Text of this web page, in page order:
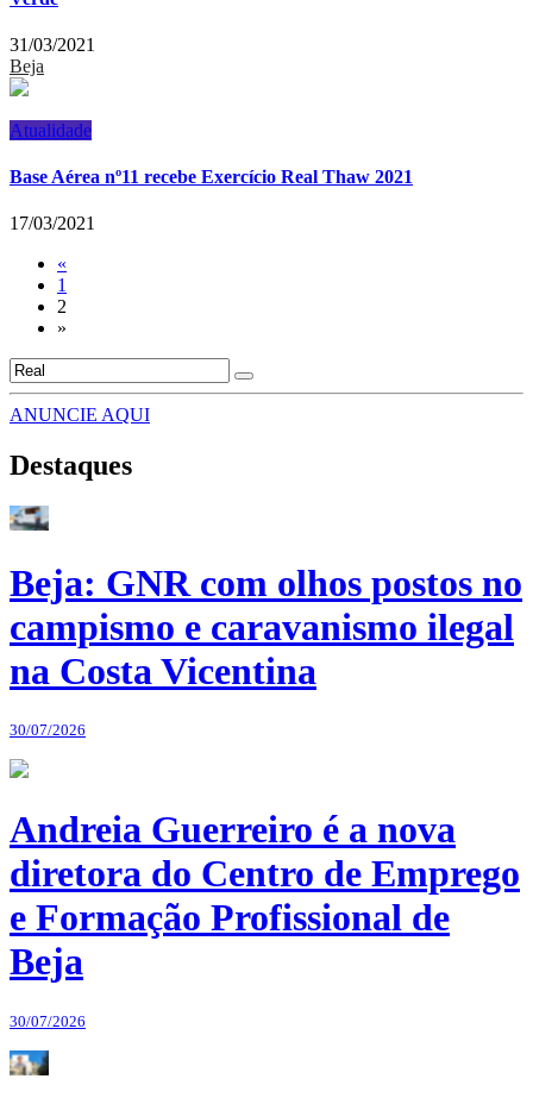
31/03/2021
Beja
Atualidade
Base Aérea nº11 recebe Exercício Real Thaw 2021
17/03/2021
«
1
2
»
ANUNCIE AQUI
Destaques
Beja: GNR com olhos postos no
campismo e caravanismo ilegal
na Costa Vicentina
30/07/2026
Andreia Guerreiro é a nova
diretora do Centro de Emprego
e Formação Profissional de
Beja
30/07/2026